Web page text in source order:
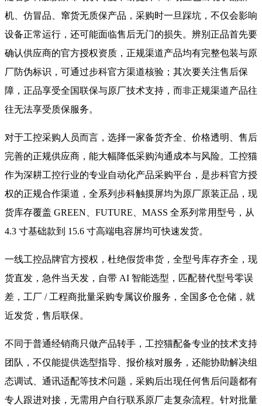
机、仿冒品、窜货无质保产品，采购时一旦踩坑，不仅会影响
设备正常运行，还可能面临售后无门的损失。辨别正品首先要
确认供应商的官方授权资质，正规渠道产品均有完整包装与原
厂防伪标识，可通过步科官方渠道核验；其次要关注售后保
障，正品享受全国联保与原厂技术支持，而非正规渠道产品往
往无法享受质保服务。
对于工控采购人员而言，选择一家备货齐全、价格透明、售后
完善的正规供应商，能大幅降低采购沟通成本与风险。工控猫
作为深耕工控行业的专业自动化产品采购平台，是步科官方授
权的正规合作渠道，全系列步科触摸屏均为原厂原装正品，现
货库存覆盖 GREEN、FUTURE、MASS 全系列常用型号，从
4.3 寸基础款到 15.6 寸高端电容屏均可快速发货。
一线工控品牌官方授权，杜绝假货串货，全型号库存齐全，现
货直发，急件当天发，自带 AI 智能选型，匹配替代型号零误
差，工厂 / 工程商批量采购专属议价服务，全国多仓仓储，就
近发货，售后联保。
不同于普通经销商只做产品转手，工控猫配备专业的技术支持
团队，不仅能提供选型指导、报价核对服务，还能协助解决组
态调试、通讯适配等技术问题，采购后出现任何售后问题都有
专人跟进对接，无需用户自行联系原厂走复杂流程。针对批量